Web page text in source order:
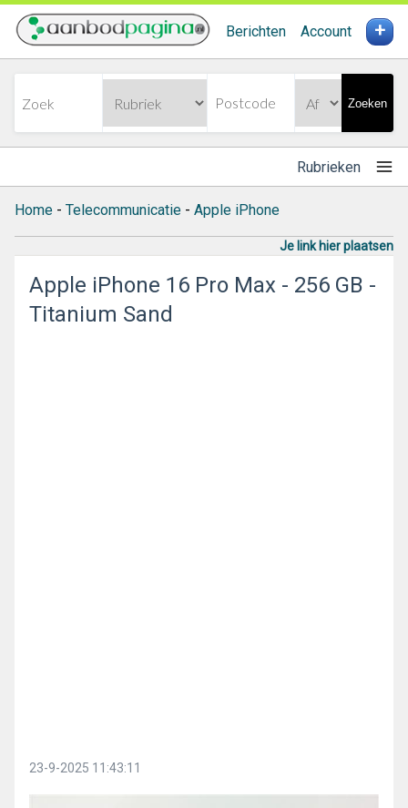
Berichten Account +
Zoeken
Rubrieken
Home - Telecommunicatie - Apple iPhone
Je link hier plaatsen
Apple iPhone 16 Pro Max - 256 GB -
Titanium Sand
23-9-2025 11:43:11